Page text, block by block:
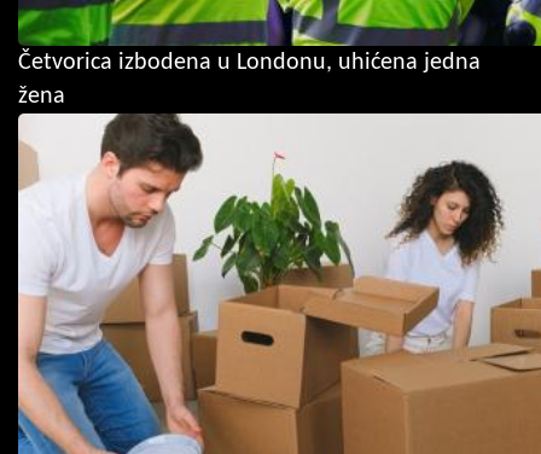
Četvorica izbodena u Londonu, uhićena jedna
žena